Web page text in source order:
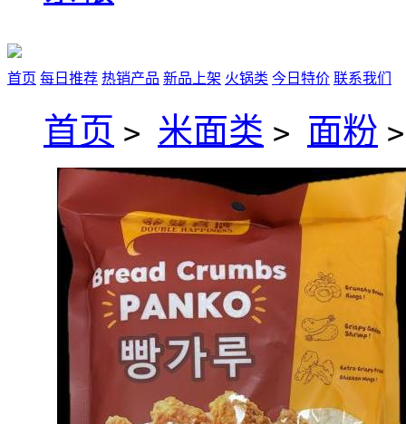
首页 每日推荐 热销产品 新品上架 火锅类 今日特价 联系我们
首页 > 米面类 > 面粉